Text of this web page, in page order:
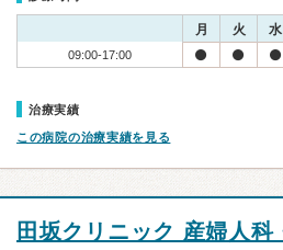
月 火 水
09:00-17:00
治療実績
この病院の治療実績を見る
田坂クリニック 産婦人科